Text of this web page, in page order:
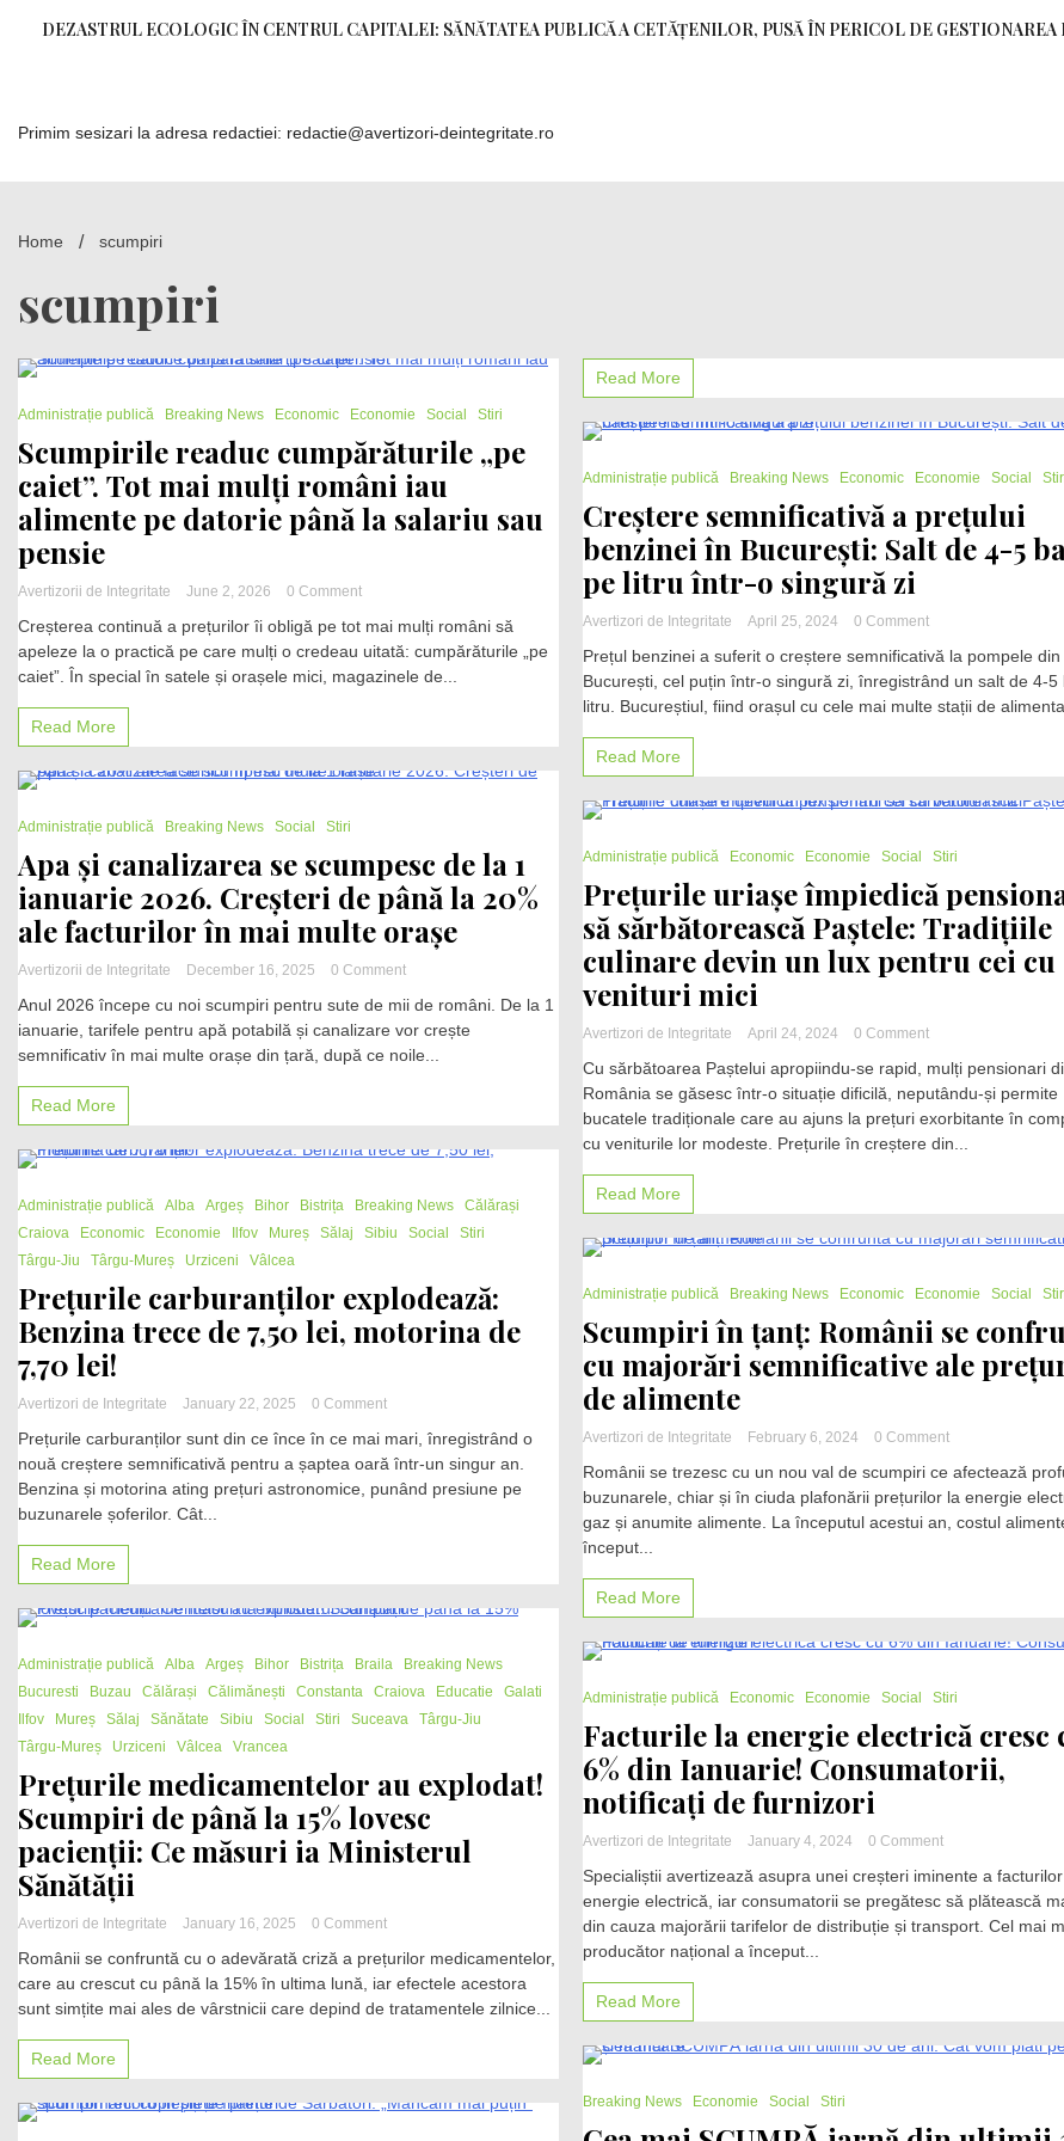
DEZASTRUL ECOLOGIC ÎN CENTRUL CAPITALEI: SĂNĂTATEA PUBLICĂ A CETĂȚENILOR, PUSĂ ÎN PERICOL DE
Primim sesizari la adresa redactiei: redactie@avertizori-deintegritate.ro
Home scumpiri
scumpiri
Administrație publică
Breaking News Economic Economie Social Stiri
Scumpirile readuc cumpărăturile „pe
caiet”. Tot mai mulți români iau
alimente pe datorie până la salariu sau
pensie
Avertizorii de Integritate June 2, 2026 0 Commenton
readuc
cumpărăturile
„pe
români
datorie
până
la
salariu
pensie
Creșterea continuă a prețurilor îi obligă pe tot mai mulți români să
apeleze la o practică pe care mulți o credeau uitată: cumpărăturile „pe
caiet”. În special în satele și orașele mici, magazinele de...
Read More
Administrație publică
Breaking News Social Stiri
Apa și canalizarea se scumpesc de la 1
ianuarie 2026. Creșteri de până la 20%
ale facturilor în mai multe orașe
Avertizorii de Integritate December 16, 2025 0 Commenton
și
canalizarea
se
ianuarie
Creșteri
de
20%
ale
facturilor
Anul 2026 începe cu noi scumpiri pentru sute de mii de români. De la 1
ianuarie, tarifele pentru apă potabilă și canalizare vor crește
semnificativ în mai multe orașe din țară, după ce noile...
Read More
Administrație publică
Alba Argeș Bihor Bistrița Breaking News
Călărași
Craiova
Economic Economie Ilfov Mureș Sălaj Sibiu Social
Stiri
Târgu-Jiu
Târgu-Mureș Urziceni Vâlcea
Prețurile carburanților explodează:
Benzina trece de 7,50 lei, motorina de
7,70 lei!
Avertizori de Integritate January 22, 2025 0 Commenton
carburanților
explodează:
Benzina
de
lei!
Prețurile carburanților sunt din ce înce în ce mai mari, înregistrând o
nouă creștere semnificativă pentru a șaptea oară într-un singur an.
Benzina și motorina ating prețuri astronomice, punând presiune pe
buzunarele șoferilor. Cât...
Read More
Administrație publică
Alba Argeș Bihor Bistrița Braila
Breaking News
Bucuresti
Buzau Călărași Călimănești Constanta Craiova Educatie
Galati
Ilfov
Mureș Sălaj Sănătate Sibiu Social Stiri Suceava
Târgu-Jiu
Târgu-Mureș
Urziceni Vâlcea Vrancea
Prețurile medicamentelor au explodat!
Scumpiri de până la 15% lovesc
pacienții: Ce măsuri ia Ministerul
Sănătății
Avertizori de Integritate January 16, 2025 0 Commenton
medicamentelor
au
explodat!
15%
Românii se confruntă cu o adevărată criză a prețurilor medicamentelor,
care au crescut cu până la 15% în ultima lună, iar efectele acestora
sunt simțite mai ales de vârstnicii care depind de tratamentele zilnice...
Read More
mai
spun
copleșiți
de
prețuri
Read More
Administrație publică
Breaking News Economic Economie Social
Creștere semnificativă a prețului
benzinei în București: Salt de 4-5
pe litru într-o singură zi
Avertizori de Integritate April 25, 2024 0 Commenton
semnificativă
a
prețului
de
5
pe
litru
într-
Prețul benzinei a suferit o creștere semnificativă la pompele din
București, cel puțin într-o singură zi, înregistrând un salt de 4-5
litru. Bucureștiul, fiind orașul cu cele mai multe stații de
Read More
Administrație publică
Economic Economie Social Stiri
Prețurile uriașe împiedică
să sărbătorească Paștele: Tradițiile
culinare devin un lux pentru cei cu
venituri mici
Avertizori de Integritate April 24, 2024 0 Commenton
uriașe
împiedică
pensionarii
să
devin
lux
cei
venituri
Cu sărbătoarea Paștelui apropiindu-se rapid, mulți pensionari
România se găsesc într-o situație dificilă, neputându-și permite
bucatele tradiționale care au ajuns la prețuri exorbitante în
cu veniturile lor modeste. Prețurile în creștere din...
Read More
Administrație publică
Breaking News Economic Economie Social
Scumpiri în țanț: Românii se
cu majorări semnificative ale
de alimente
Avertizori de Integritate February 6, 2024 0 Commenton
în
țanț:
Românii
ale
de
Românii se trezesc cu un nou val de scumpiri ce afectează
buzunarele, chiar și în ciuda plafonării prețurilor la energie
gaz și anumite alimente. La începutul acestui an, costul
început...
Read More
Administrație publică
Economic Economie Social Stiri
Facturile la energie electrică cresc
6% din Ianuarie! Consumatorii,
notificați de furnizori
Avertizori de Integritate January 4, 2024 0 Commenton
la
energie
electrică
Consumatorii,
Specialiștii avertizează asupra unei creșteri iminente a
energie electrică, iar consumatorii se pregătesc să plătească
din cauza majorării tarifelor de distribuție și transport. Cel mai
producător național a început...
Read More
Breaking News
Economie Social Stiri